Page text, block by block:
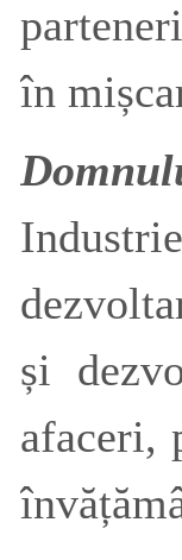
în
și
afaceri,